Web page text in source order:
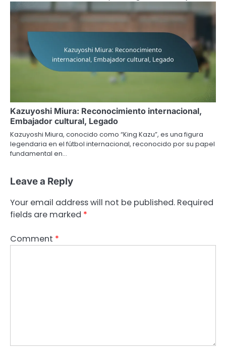
Kazuyoshi Miura: Reconocimiento internacional,
Embajador cultural, Legado
Kazuyoshi Miura, conocido como “King Kazu”, es una figura
legendaria en el fútbol internacional, reconocido por su papel
fundamental en…
Leave a Reply
Your email address will not be published. Required
fields are marked *
Comment *